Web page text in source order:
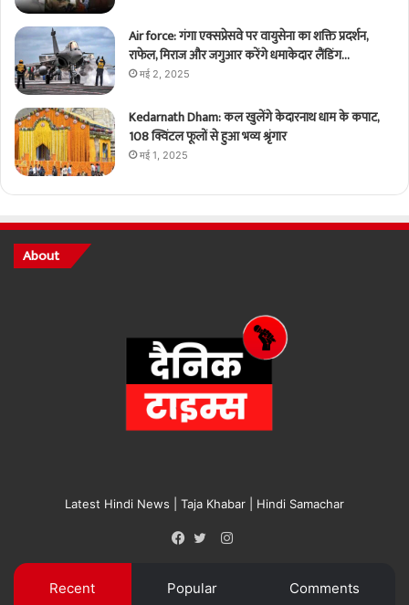
Air force: गंगा एक्सप्रेसवे पर वायुसेना का शक्ति प्रदर्शन,
राफेल, मिराज और जगुआर करेंगे धमाकेदार लैंडिंग…
मई 2, 2025
Kedarnath Dham: कल खुलेंगे केदारनाथ धाम के कपाट,
108 क्विंटल फूलों से हुआ भव्य श्रृंगार
मई 1, 2025
About
Latest Hindi News | Taja Khabar | Hindi Samachar
Instagram
Recent Popular Comments